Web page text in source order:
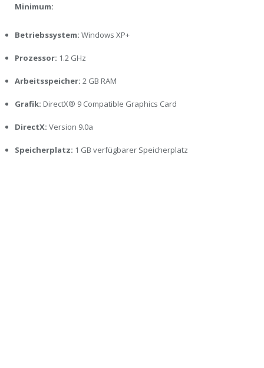
Minimum:
Betriebssystem: Windows XP+
Prozessor: 1.2 GHz
Arbeitsspeicher: 2 GB RAM
Grafik: DirectX® 9 Compatible Graphics Card
DirectX: Version 9.0a
Speicherplatz: 1 GB verfügbarer Speicherplatz